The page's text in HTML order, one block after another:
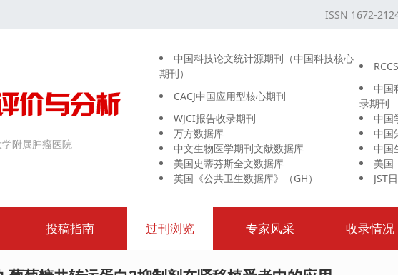
ISSN 1672-
附属肿瘤医院
中国科技论文统计源期刊（中国科技核心
期刊）
CACJ中国应用型核心期刊
中国
录期刊
WJCI报告收录期刊
中国
万方数据库
中国
中文生物医学期刊文献数据库
中国
美国史蒂芬斯全文数据库
美国
英国《公共卫生数据库》（GH）
JST
投稿指南 过刊浏览 专家风采 收录情况